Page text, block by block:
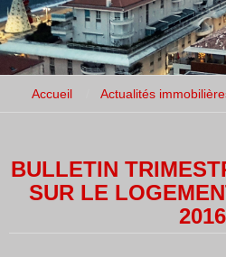
Accueil Actualités
BULLETIN
SUR LE
2016